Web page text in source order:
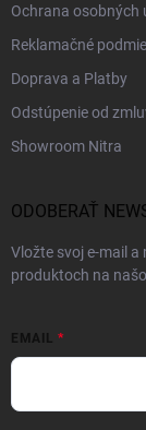
Ochrana osobných
Reklamačné
Doprava a Platby
Odstúpenie od
Showroom Nitra
ODOBERAŤ
Vložte svoj e-mail
produktoch na
EMAIL